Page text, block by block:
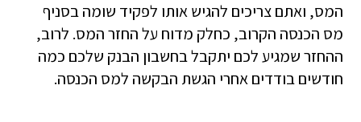
המס, ואתם צריכים להגיש אותו לפקיד שומה בסניף
מס הכנסה הקרוב, כחלק מדוח על החזר המס. לרוב,
ההחזר שמגיע לכם יתקבל בחשבון הבנק שלכם כמה
חודשים בודדים אחרי הגשת הבקשה למס הכנסה.